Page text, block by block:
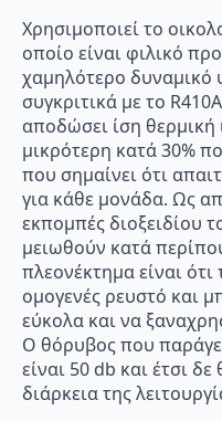
Χρησιμοποιεί το
οποίο είναι φιλικό
χαμηλότερο δυναμικό
συγκριτικά με το
αποδώσει ίση θερμική
μικρότερη κατά 30%
που σημαίνει ότι
για κάθε μονάδα. Ως
εκπομπές διοξειδίου
μειωθούν κατά
πλεονέκτημα είναι ότι
ομογενές ρευστό και
εύκολα και να
Ο θόρυβος που
είναι 50 db και έτσι
διάρκεια της